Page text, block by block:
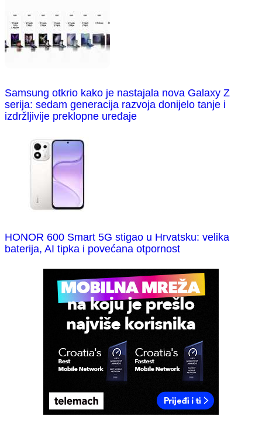
Samsung otkrio kako je nastajala nova Galaxy Z
serija: sedam generacija razvoja donijelo tanje i
izdržljivije preklopne uređaje
HONOR 600 Smart 5G stigao u Hrvatsku: velika
baterija, AI tipka i povećana otpornost